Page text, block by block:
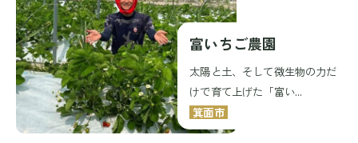
富いちご農園
太陽と土、そして微生物の力だ
けで育て上げた「富い...
箕面市